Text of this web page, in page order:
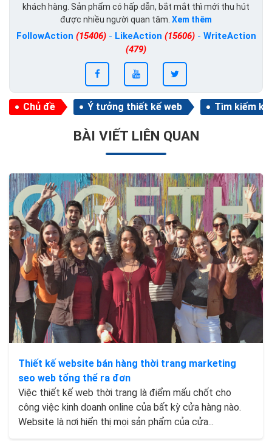
khách hàng. Sản phẩm có hấp dẫn, bắt mắt thì mới thu hút
được nhiều người quan tâm. Xem thêm
FollowAction (15406)- LikeAction (15606)- WriteAction
(479)
Chủ đề Ý tưởng thiết kế web Tìm kiếm
BÀI VIẾT LIÊN QUAN
Thiết kế website bán hàng thời trang marketing
seo web tổng thể ra đơn
Việc thiết kế web thời trang là điểm mấu chốt cho
công việc kinh doanh online của bất kỳ cửa hàng nào.
Website là nơi hiển thị mọi sản phẩm của cửa...